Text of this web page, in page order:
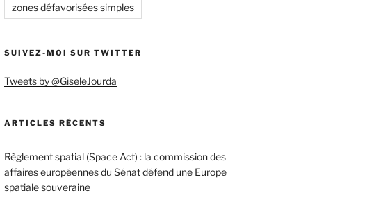
zones défavorisées simples
SUIVEZ-MOI SUR TWITTER
Tweets by @GiseleJourda
ARTICLES RÉCENTS
Règlement spatial (Space Act) : la commission des
affaires européennes du Sénat défend une Europe
spatiale souveraine